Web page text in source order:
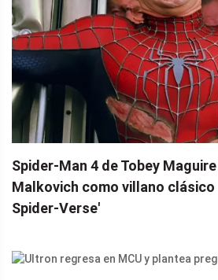
Spider-Man 4 de Tobey
Malkovich como villano clásico
Spider-Verse'